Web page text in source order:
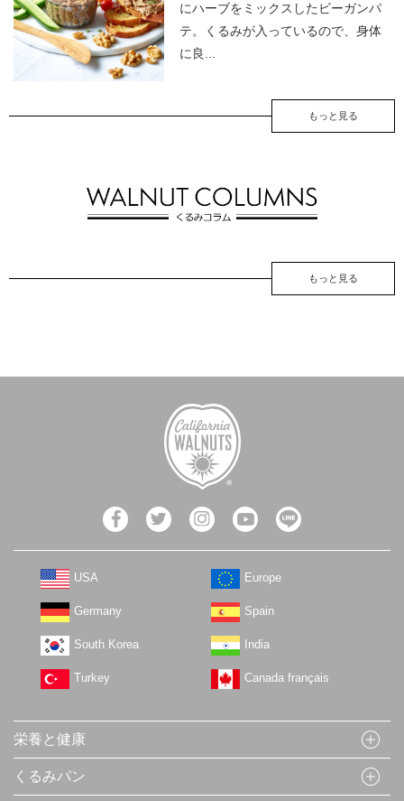
にハーブをミックスしたビーガンパ
テ。くるみが入っているので、身体
に良...
もっと見る
もっと見る
USA Europe
Germany Spain
South Korea India
Turkey Canada français
栄養と健康
くるみパン